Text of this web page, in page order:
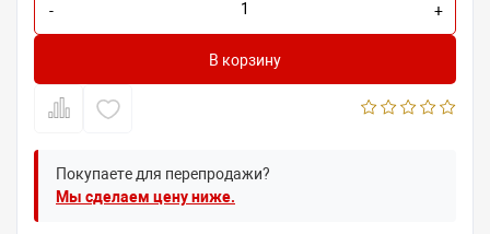
- +
В корзину
Покупаете для перепродажи?
Мы сделаем цену ниже.